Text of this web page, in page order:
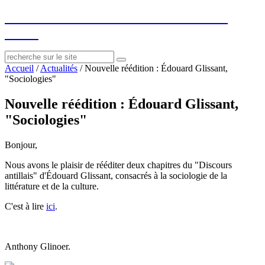
Accueil /Actualités /Nouvelle réédition : Édouard Glissant,
"Sociologies"
Nouvelle réédition : Édouard Glissant,
"Sociologies"
Bonjour,
Nous avons le plaisir de rééditer deux chapitres du "Discours
antillais" d'Édouard Glissant, consacrés à la sociologie de la
littérature et de la culture.
C'est à lire ici.
Anthony Glinoer.